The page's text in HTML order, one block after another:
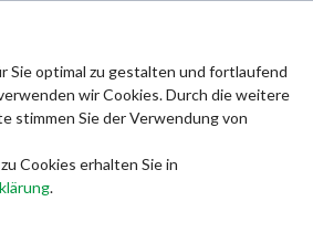
Sie optimal zu gestalten und fortlaufend
wir Cookies. Durch die weitere
stimmen Sie der Verwendung von
Cookies erhalten Sie in
.